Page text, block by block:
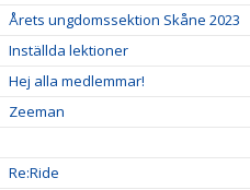
Årets ungdomssektion Skåne 2023
Inställda lektioner
Hej alla medlemmar!
Zeeman
Re:Ride